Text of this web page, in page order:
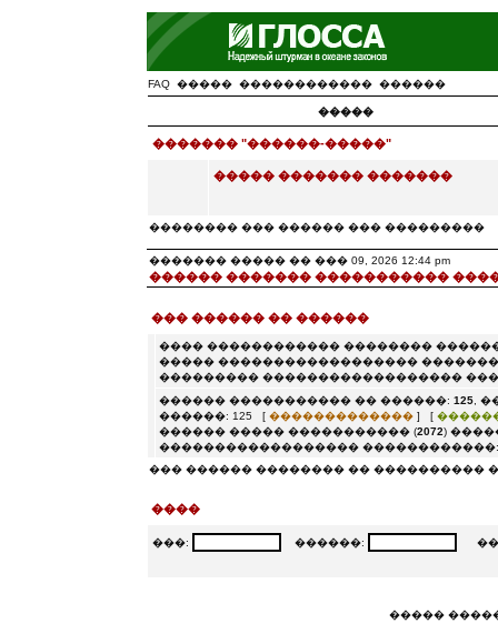
FAQ ����� ������������ ������
�����
������� "������-�����"
����� ������� �������
�������� ��� ������ ��� ���������
������� ����� �� ��� 09, 2026 12:44 pm
������ ������� �����������
��� ������ �� ������
���� ������������ ��������
����� ������������������
���������
������ ����������� ��
������: 125 [�������������] [
������ ����� ����������� (2072
������������������
��� ������ �������� �� ����������
����
���: ������:
�����